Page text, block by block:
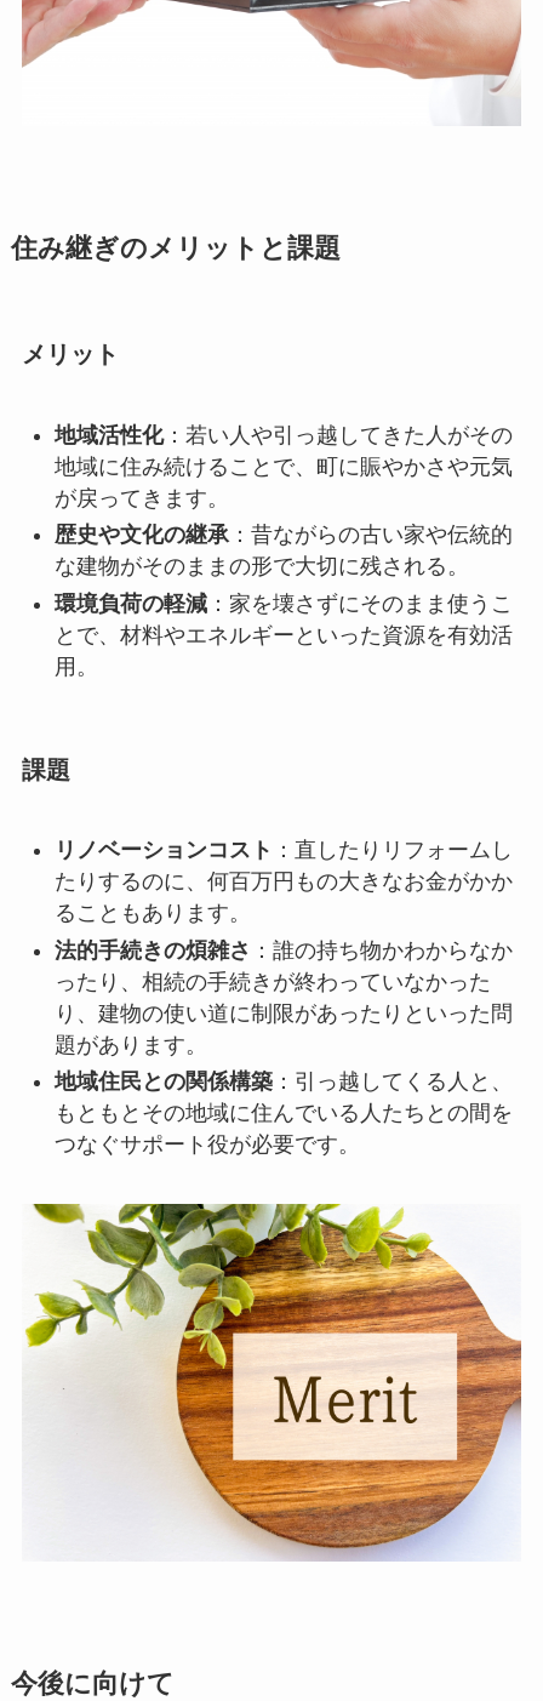
住み継ぎのメリットと課題
メリット
地域活性化：若い人や引っ越してきた人がその
地域に住み続けることで、町に賑やかさや元気
が戻ってきます。
歴史や文化の継承：昔ながらの古い家や伝統的
な建物がそのままの形で大切に残される。
環境負荷の軽減：家を壊さずにそのまま使うこ
とで、材料やエネルギーといった資源を有効活
用。
課題
リノベーションコスト ：直したりリフォームし
たりするのに、何百万円もの大きなお金がかか
ることもあります。
法的手続きの煩雑さ ：誰の持ち物かわからなか
ったり、相続の手続きが終わっていなかった
り、建物の使い道に制限があったりといった問
題があります。
地域住民との関係構築：引っ越してくる人と、
もともとその地域に住んでいる人たちとの間を
つなぐサポート役が必要です。
今後に向けて